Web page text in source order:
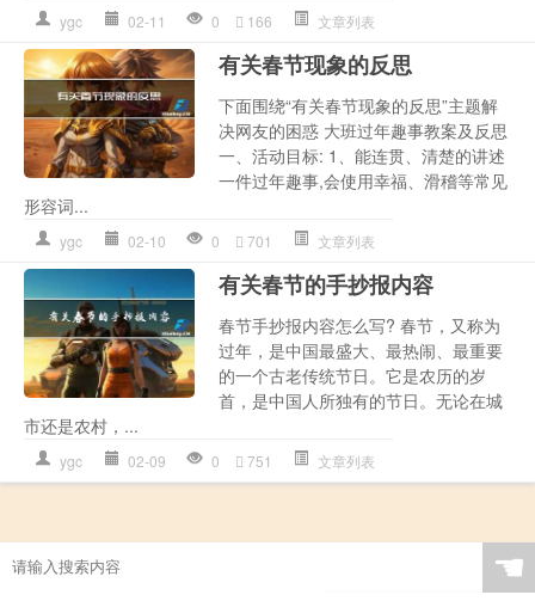
ygc 02-11 0 166 文章列表
有关春节现象的反思
下面围绕“有关春节现象的反思”主题解
决网友的困惑 大班过年趣事教案及反思
一、活动目标: 1、能连贯、清楚的讲述
一件过年趣事,会使用幸福、滑稽等常见
形容词...
ygc 02-10 0 701 文章列表
有关春节的手抄报内容
春节手抄报内容怎么写? 春节，又称为
过年，是中国最盛大、最热闹、最重要
的一个古老传统节日。它是农历的岁
首，是中国人所独有的节日。无论在城
市还是农村，...
ygc 02-09 0 751 文章列表
☚